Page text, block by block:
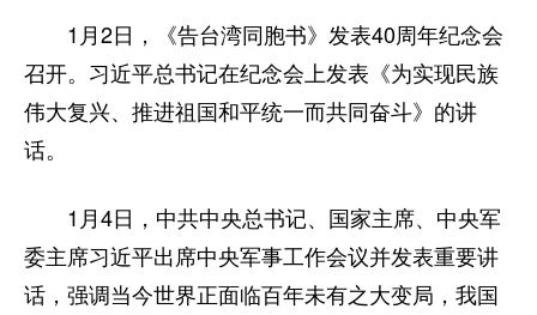
1月2日，《告台湾同胞书》发表40周年纪念会
召开。习近平总书记在纪念会上发表《为实现民族
伟大复兴、推进祖国和平统一而共同奋斗》的讲
话。
1月4日，中共中央总书记、国家主席、中央军
委主席习近平出席中央军事工作会议并发表重要讲
话，强调当今世界正面临百年未有之大变局，我国